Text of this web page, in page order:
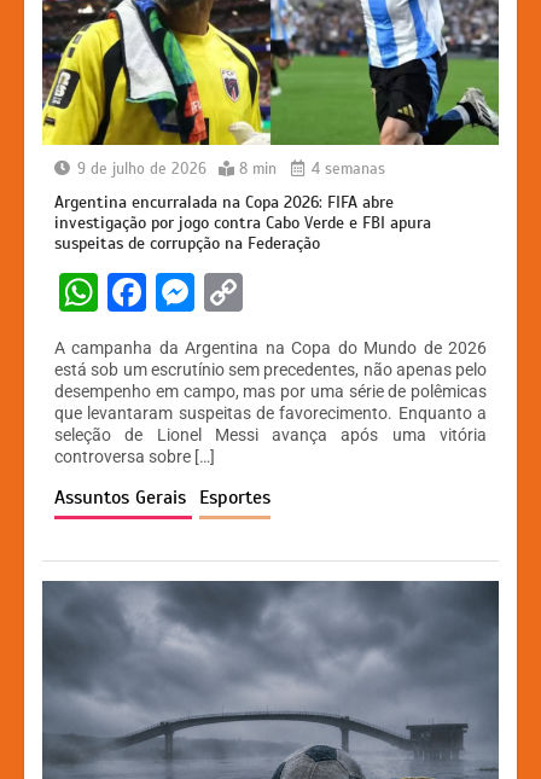
9 de julho de 2026 8 min 4 semanas
Argentina encurralada na Copa 2026: FIFA abre
investigação por jogo contra Cabo Verde e FBI apura
suspeitas de corrupção na Federação
W
at
s
A
p
p
F
a
c
e
b
o
o
k
M
s
s
e
n
g
er
p
y
Li
n
k
A campanha da Argentina na Copa do Mundo de 2026
está sob um escrutínio sem precedentes, não apenas pelo
desempenho em campo, mas por uma série de polêmicas
que levantaram suspeitas de favorecimento. Enquanto a
seleção de Lionel Messi avança após uma vitória
controversa sobre […]
Assuntos Gerais Esportes